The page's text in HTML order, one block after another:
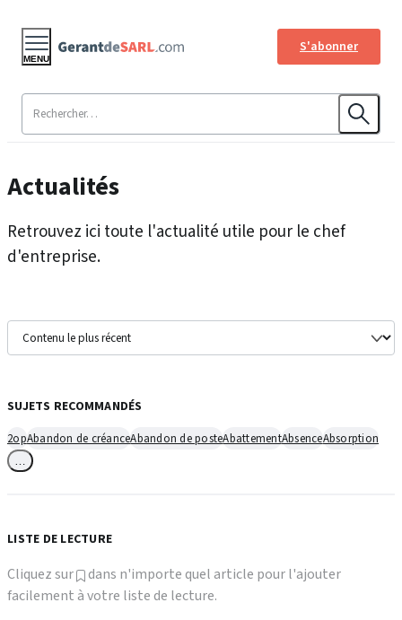
S'abonner
MENU
Actualités
Retrouvez ici toute l'actualité utile pour le chef
d'entreprise.
SUJETS RECOMMANDÉS
2opAbandon de créanceAbandon de posteAbattementAbsenceAbsorption
LISTE DE LECTURE
Cliquez sur
dans n'importe quel article pour l'ajouter
facilement à votre liste de lecture.